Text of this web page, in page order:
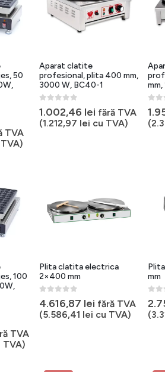
50
TVA
Aparat clatite
profesional, plita 400 mm,
3000 W, BC40-1
0 out of 5
1.002,46 lei fără TVA
(1.212,97 lei cu TVA)
0
(
100
TVA
TVA)
Plita clatita electrica
2×400 mm
0out of 5
4.616,87 lei fără TVA
(5.586,41 lei cu TVA)
mm
0
(